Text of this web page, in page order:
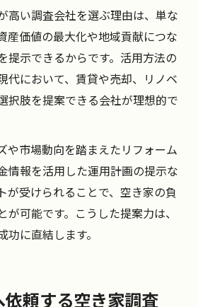
高い調査会社を選ぶ理由は、単な
産価値の最大化や地域貢献につな
提示できるからです。活用方法の
代において、賃貸や売却、リノベ
択肢を提案できる会社が理想的で
や市場動向を踏まえたリフォーム
情報を活用した運用計画の提示な
が受けられることで、空き家の負
可能です。こうした提案力は、
に直結します。
頼する空き家調査